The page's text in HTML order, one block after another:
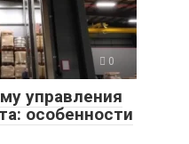
0
управления
особенности